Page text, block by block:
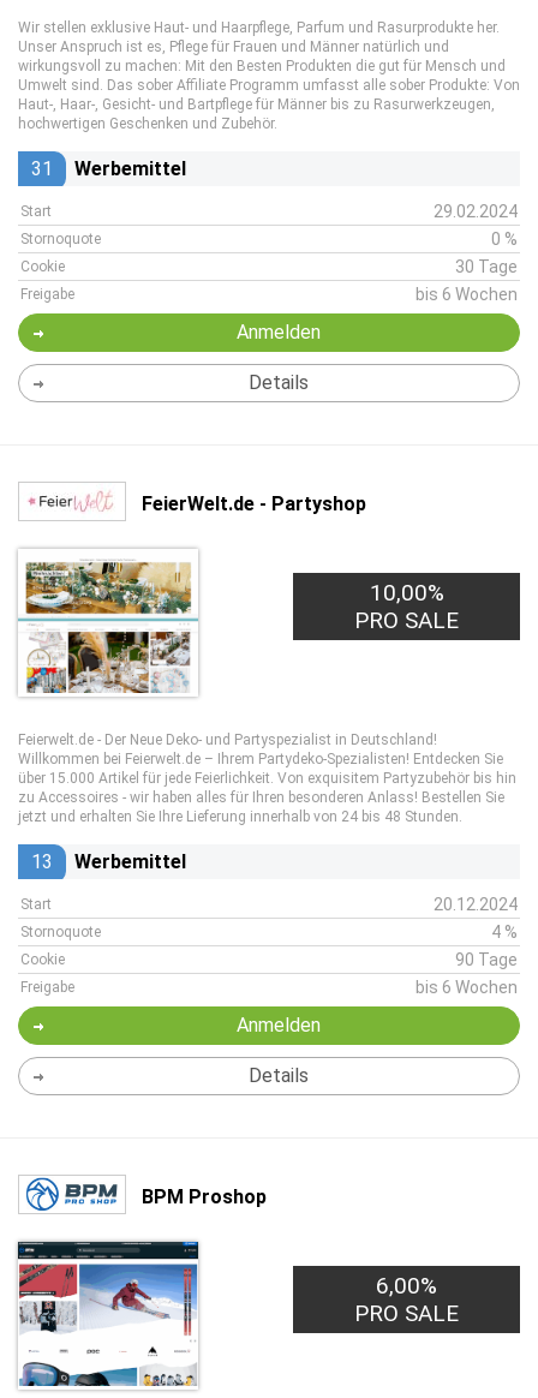
Wir stellen exklusive Haut- und Haarpflege, Parfum und Rasurprodukte her.
Unser Anspruch ist es, Pflege für Frauen und Männer natürlich und
wirkungsvoll zu machen: Mit den Besten Produkten die gut für Mensch und
Umwelt sind. Das sober Affiliate Programm umfasst alle sober Produkte: Von
Haut-, Haar-, Gesicht- und Bartpflege für Männer bis zu Rasurwerkzeugen,
hochwertigen Geschenken und Zubehör.
31 Werbemittel
Start 29.02.2024
Stornoquote 0 %
Cookie 30 Tage
Freigabe bis 6 Wochen
Anmelden
Details
FeierWelt.de - Partyshop
10,00%
PRO SALE
Feierwelt.de - Der Neue Deko- und Partyspezialist in Deutschland!
Willkommen bei Feierwelt.de – Ihrem Partydeko-Spezialisten! Entdecken Sie
über 15.000 Artikel für jede Feierlichkeit. Von exquisitem Partyzubehör bis hin
zu Accessoires - wir haben alles für Ihren besonderen Anlass! Bestellen Sie
jetzt und erhalten Sie Ihre Lieferung innerhalb von 24 bis 48 Stunden.
13 Werbemittel
Start 20.12.2024
Stornoquote 4 %
Cookie 90 Tage
Freigabe bis 6 Wochen
Anmelden
Details
BPM Proshop
6,00%
PRO SALE